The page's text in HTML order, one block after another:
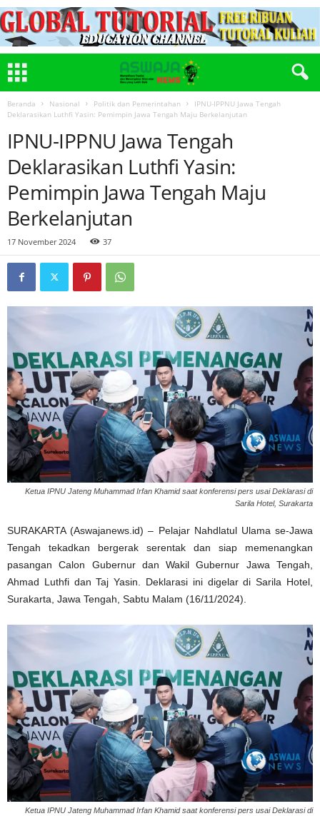
Beranda Nasional Politik dan Pemerintahan
IPNU-IPPNU Jawa Tengah
Deklarasikan Luthfi Yasin: Pemimpin Jawa Tengah Maju Berkelanjutan
IPNU-IPPNU Jawa Tengah
Deklarasikan Luthfi Yasin:
Pemimpin Jawa Tengah Maju
Berkelanjutan
17 November 2024 37
Ketua IPNU Jateng Muhammad Irfan Khamid saat konferensi pers usai Deklarasi di
Sarila Hotel, Surakarta
SURAKARTA (Aswajanews.id) – Pelajar Nahdlatul Ulama se-Jawa
Tengah tekadkan bergerak serentak dan siap memenangkan
pasangan Calon Gubernur dan Wakil Gubernur Jawa Tengah,
Ahmad Luthfi dan Taj Yasin. Deklarasi ini digelar di Sarila Hotel,
Surakarta, Jawa Tengah, Sabtu Malam (16/11/2024).
Ketua IPNU Jateng Muhammad Irfan Khamid saat konferensi pers usai Deklarasi di